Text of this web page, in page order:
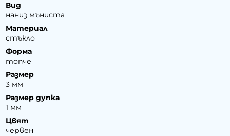
Вид
наниз мъниста
Материал
стъкло
Форма
топче
Размер
3 мм
Размер дупка
1 мм
Цвят
червен